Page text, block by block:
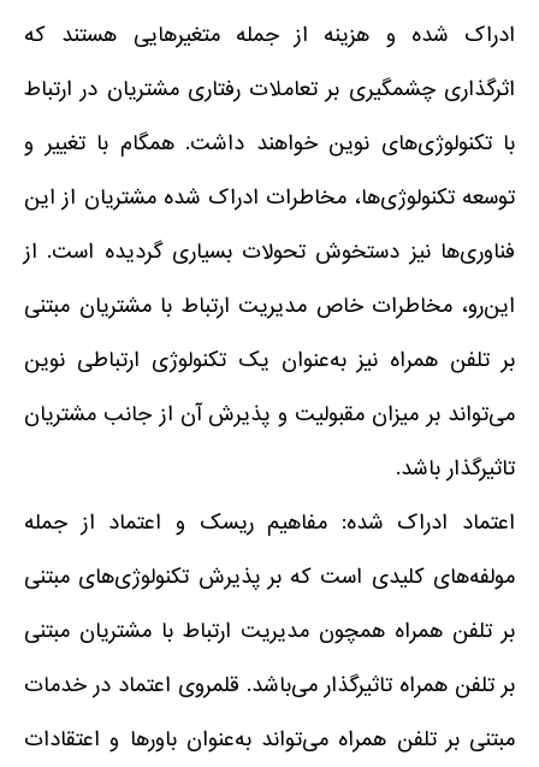
ادراک شده و هزینه از جمله متغیرهایی هستند که
اثرگذاری چشمگیری بر تعاملات رفتاری مشتریان در ارتباط
با تکنولوژی‌های نوین خواهند داشت. همگام با تغییر و
توسعه تکنولوژی‌ها، مخاطرات ادراک شده مشتریان از این
فناوری‌ها نیز دستخوش تحولات بسیاری گردیده است. از
این‌رو، مخاطرات خاص مدیریت ارتباط با مشتریان مبتنی
بر تلفن همراه نیز به‌عنوان یک تکنولوژی ارتباطی نوین
می‌تواند بر میزان مقبولیت و پذیرش آن از جانب مشتریان
تاثیرگذار باشد.
اعتماد ادراک شده: مفاهیم ریسک و اعتماد از جمله
مولفه‌های کلیدی است که بر پذیرش تکنولوژی‌های مبتنی
بر تلفن همراه همچون مدیریت ارتباط با مشتریان مبتنی
بر تلفن همراه تاثیرگذار می‌باشد. قلمروی اعتماد در خدمات
مبتنی بر تلفن همراه می‌تواند به‌عنوان باورها و اعتقادات